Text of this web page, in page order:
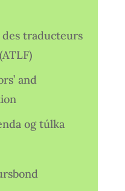
traducteurs
and
og túlka